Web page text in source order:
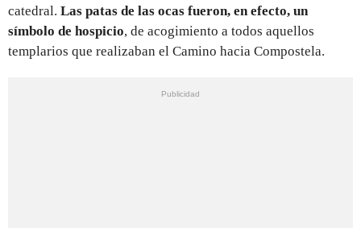
catedral. Las patas de las ocas fueron, en efecto, un
símbolo de hospicio, de acogimiento a todos aquellos
templarios que realizaban el Camino hacia Compostela.